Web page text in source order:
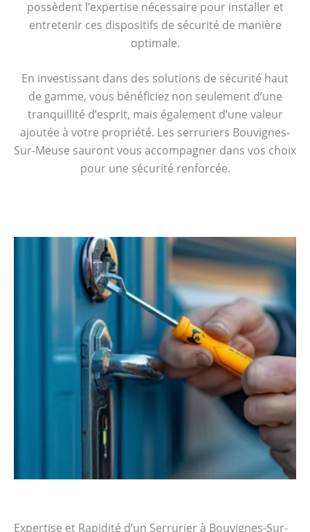
possèdent l’expertise nécessaire pour installer et
entretenir ces dispositifs de sécurité de manière
optimale.
En investissant dans des solutions de sécurité haut
de gamme, vous bénéficiez non seulement d’une
tranquillité d’esprit, mais également d’une valeur
ajoutée à votre propriété. Les serruriers Bouvignes-
Sur-Meuse sauront vous accompagner dans vos choix
pour une sécurité renforcée.
Expertise et Rapidité d’un Serrurier à Bouvignes-Sur-